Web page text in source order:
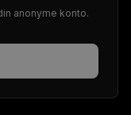
anonyme konto.